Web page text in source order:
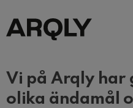
Vi på Arqly har
olika ändamål